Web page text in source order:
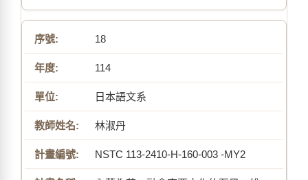
18
114
日本語文系
林淑丹
NSTC 113-2410-H-160-003 -MY2